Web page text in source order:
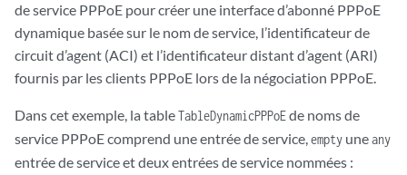
de service PPPoE pour créer une interface d’abonné PPPoE
dynamique basée sur le nom de service, l’identificateur de
circuit d’agent (ACI) et l’identificateur distant d’agent (ARI)
fournis par les clients PPPoE lors de la négociation PPPoE.
Dans cet exemple, la tableTableDynamicPPPoEde noms de
service PPPoE comprend une entrée de service,empty uneany
entrée de service et deux entrées de service nommées :